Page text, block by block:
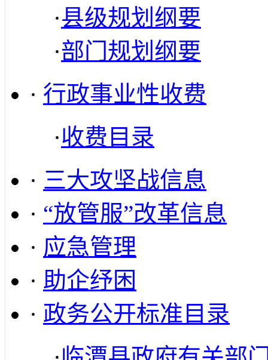
·县级规划纲要
·部门规划纲要
· 行政事业性收费
·收费目录
· 三大攻坚战信息
· “放管服”改革信息
· 应急管理
· 助企纾困
· 政务公开标准目录